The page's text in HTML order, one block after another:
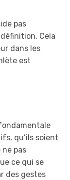
pas
Cela
dans les
est
qu’ils soient
pas
ce qui se
des gestes